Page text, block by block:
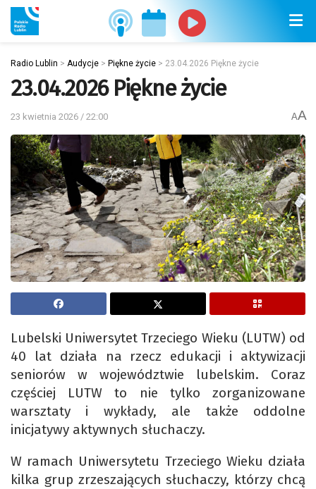
Radio Lublin > Audycje > Piękne życie > 23.04.2026 Piękne życie
23.04.2026 Piękne życie
23 kwietnia 2026 / 22:00 AA
Lubelski Uniwersytet Trzeciego Wieku (LUTW) od
40 lat działa na rzecz edukacji i aktywizacji
seniorów w województwie lubelskim. Coraz
częściej LUTW to nie tylko zorganizowane
warsztaty i wykłady, ale także oddolne
inicjatywy aktywnych słuchaczy.
W ramach Uniwersytetu Trzeciego Wieku działa
kilka grup zrzeszających słuchaczy, którzy chcą